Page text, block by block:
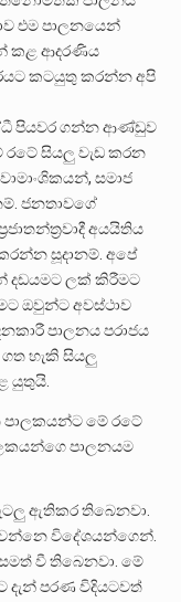
එම පාලනයෙන්
කළ ආදරණිය
කටයුතු කරන්න අපි
පියවර ගන්න ආණ්ඩුව
සියලු වැඩ කරන
සමාජ
ජනතාවගේ
අයයිතිය
සූදානම්. අපේ
දඩයමට ලක් කිරීමට
ඔවුන්ට අවස්ථාව
පාලනය පරාජය
හැකි සියලු
යුතුයි.
පාලකයන්ට මේ රටේ
පාලනයම
ඇතිකර තිබෙනවා.
විදේශයන්ගෙන්.
වී තිබෙනවා. මේ
දැන් පරණ විදියටවත්